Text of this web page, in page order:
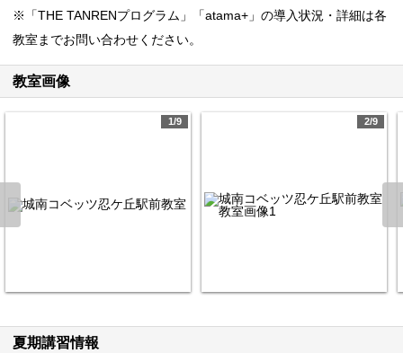
※「THE TANRENプログラム」「atama+」の導入状況・詳細は各
教室までお問い合わせください。
教室画像
1/9 2/9
夏期講習情報